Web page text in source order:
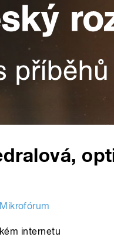
internetu